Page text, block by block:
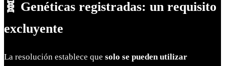
🧬 Genéticas registradas: un requisito
excluyente
La resolución establece que solo se pueden utilizar